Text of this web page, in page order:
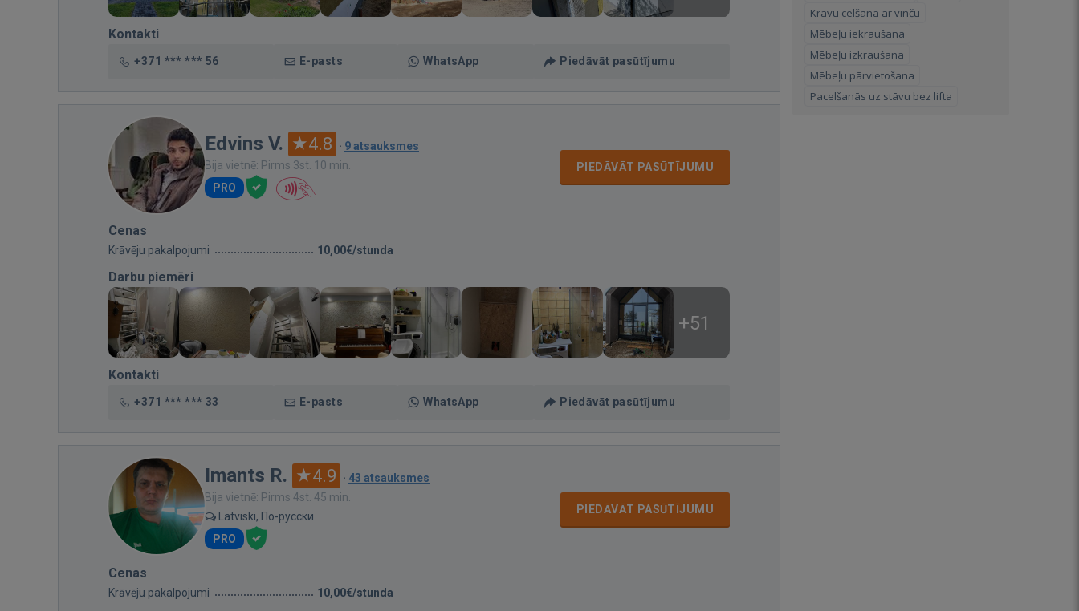
Kontakti
+371 *** *** 56 E-pasts WhatsApp Piedāvāt pasūtījumu
Edvins V. 4.8 · 9 atsauksmes
Bija vietnē: Pirms 3st. 10 min.
PRO
PIEDĀVĀT PASŪTĪJUMU
Cenas
Krāvēju pakalpojumi 10,00€/stunda
Darbu piemēri
+51
Kontakti
+371 *** *** 33 E-pasts WhatsApp Piedāvāt pasūtījumu
Imants R. 4.9 · 43 atsauksmes
Bija vietnē: Pirms 4st. 45 min.
Latviski, По-русски
PRO
PIEDĀVĀT PASŪTĪJUMU
Cenas
Krāvēju pakalpojumi 10,00€/stunda
Kravu celšana ar vinču
Mēbeļu iekraušana
Mēbeļu izkraušana
Mēbeļu pārvietošana
Pacelšanās uz stāvu bez lifta